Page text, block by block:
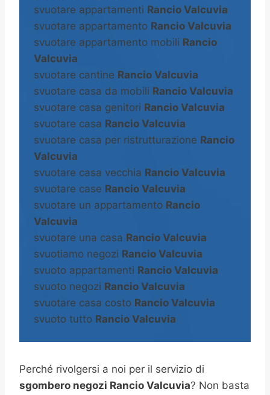
svuotare appartamenti Rancio Valcuvia
svuotare appartamento Rancio Valcuvia
svuotare appartamento mobili Rancio
Valcuvia
svuotare cantine Rancio Valcuvia
svuotare casa da mobili Rancio Valcuvia
svuotare casa genitori Rancio Valcuvia
svuotare casa Rancio Valcuvia
svuotare casa per ristrutturazione Rancio
Valcuvia
svuotare casa vecchia Rancio Valcuvia
svuotare case Rancio Valcuvia
svuotare un appartamento Rancio
Valcuvia
svuotare una casa Rancio Valcuvia
svuotiamo negozi Rancio Valcuvia
svuoto appartamenti Rancio Valcuvia
svuoto negozi Rancio Valcuvia
svuotare casa costo Rancio Valcuvia
svuoto tutto Rancio Valcuvia
Perché rivolgersi a noi per il servizio di
sgombero negozi Rancio Valcuvia? Non basta